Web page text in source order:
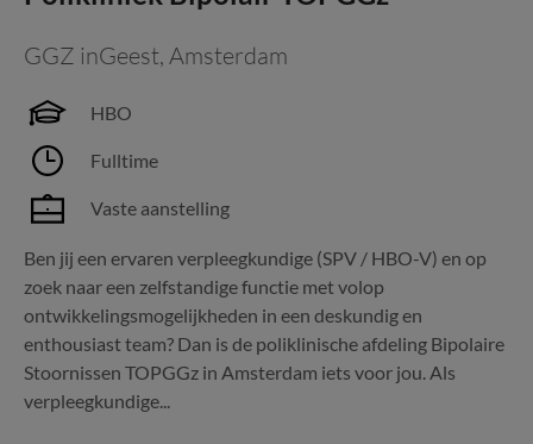
GGZ inGeest, Amsterdam
HBO
Fulltime
Vaste aanstelling
Ben jij een ervaren verpleegkundige (SPV / HBO-V) en op
zoek naar een zelfstandige functie met volop
ontwikkelingsmogelijkheden in een deskundig en
enthousiast team? Dan is de poliklinische afdeling Bipolaire
Stoornissen TOPGGz in Amsterdam iets voor jou. Als
verpleegkundige...